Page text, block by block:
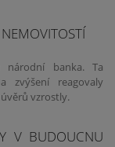
národní banka. Ta
zvýšení reagovaly
vzrostly.
V BUDOUCNU